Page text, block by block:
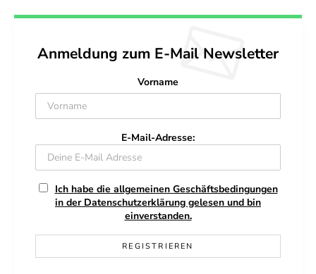
Anmeldung zum E-Mail Newsletter
Vorname
E-Mail-Adresse:
Ich habe die allgemeinen Geschäftsbedingungen
in der Datenschutzerklärung gelesen und bin
einverstanden.